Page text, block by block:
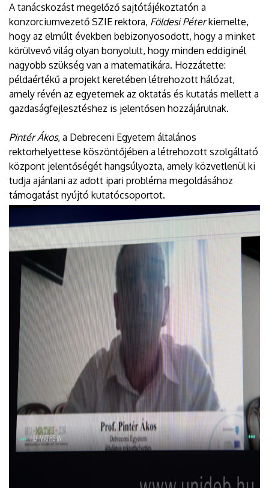
A tanácskozást megelőző sajtótájékoztatón a
konzorciumvezető SZIE rektora, Földesi Péterkiemelte,
hogy az elmúlt években bebizonyosodott, hogy a minket
körülvevő világ olyan bonyolult, hogy minden eddiginél
nagyobb szükség van a matematikára. Hozzátette:
példaértékű a projekt keretében létrehozott hálózat,
amely révén az egyetemek az oktatás és kutatás mellett a
gazdaságfejlesztéshez is jelentősen hozzájárulnak.
Pintér Ákos, a Debreceni Egyetem általános
rektorhelyettese köszöntőjében a létrehozott szolgáltató
központ jelentőségét hangsúlyozta, amely közvetlenül ki
tudja ajánlani az adott ipari probléma megoldásához
támogatást nyújtó kutatócsoportot.